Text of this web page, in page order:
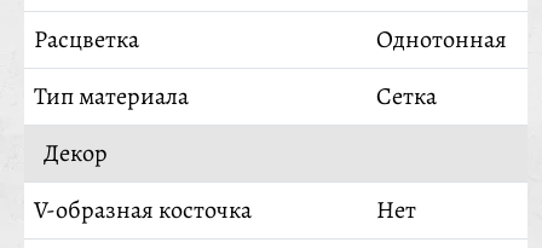
Расцветка
Однотонная
Тип материала
Сетка
Декор
V-образная косточка
Нет